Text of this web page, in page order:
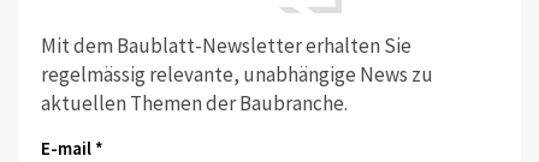
Mit dem Baublatt-Newsletter erhalten Sie
regelmässig relevante, unabhängige News zu
aktuellen Themen der Baubranche.
E-mail *